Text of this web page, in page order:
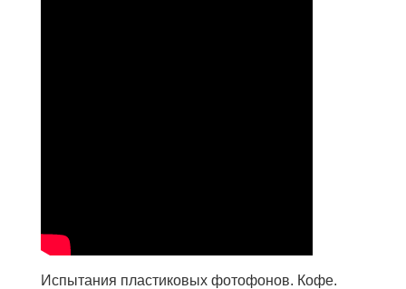
Испытания пластиковых фотофонов. Кофе.